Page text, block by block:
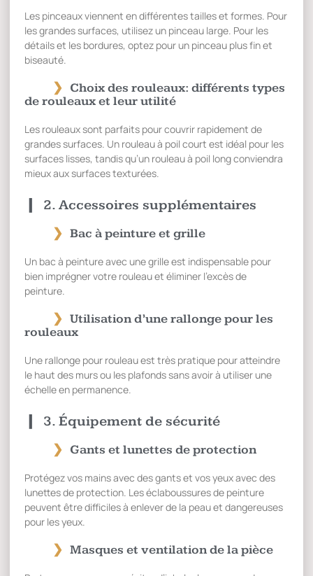
Les pinceaux viennent en différentes tailles et formes. Pour
les grandes surfaces, utilisez un pinceau large. Pour les
détails et les bordures, optez pour un pinceau plus fin et
biseauté.
Choix des rouleaux: différents types
de rouleaux et leur utilité
Les rouleaux sont parfaits pour couvrir rapidement de
grandes surfaces. Un rouleau à poil court est idéal pour les
surfaces lisses, tandis qu’un rouleau à poil long conviendra
mieux aux surfaces texturées.
2. Accessoires supplémentaires
Bac à peinture et grille
Un bac à peinture avec une grille est indispensable pour
bien imprégner votre rouleau et éliminer l’excès de
peinture.
Utilisation d’une rallonge pour les
rouleaux
Une rallonge pour rouleau est très pratique pour atteindre
le haut des murs ou les plafonds sans avoir à utiliser une
échelle en permanence.
3. Équipement de sécurité
Gants et lunettes de protection
Protégez vos mains avec des gants et vos yeux avec des
lunettes de protection. Les éclaboussures de peinture
peuvent être difficiles à enlever de la peau et dangereuses
pour les yeux.
Masques et ventilation de la pièce